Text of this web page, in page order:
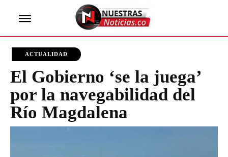
ACTUALIDAD
El Gobierno ‘se la juega’
por la navegabilidad del
Río Magdalena